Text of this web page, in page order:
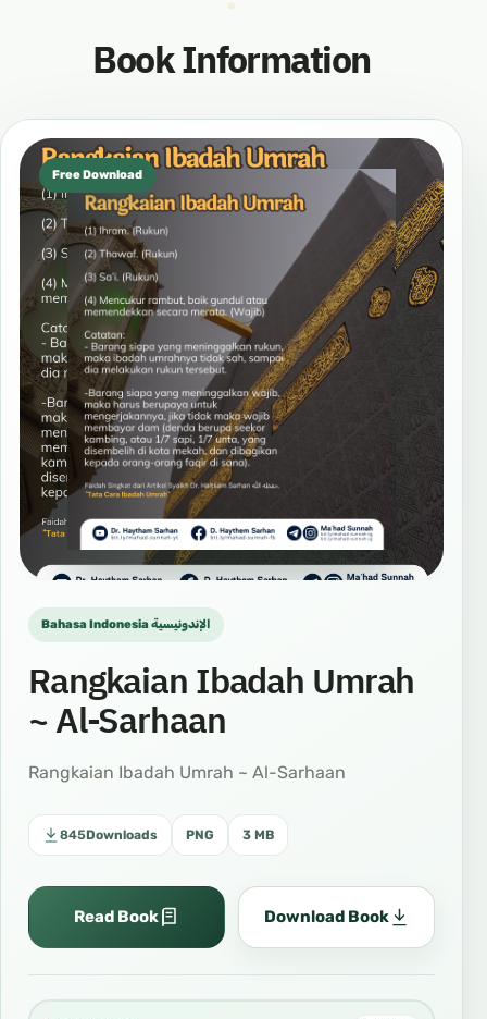
Book Information
Free Download
Bahasa Indonesia الإندونيسية
Rangkaian Ibadah Umrah
~ Al-Sarhaan
Rangkaian Ibadah Umrah ~ Al-Sarhaan
845Downloads PNG 3 MB
Read Book Download Book